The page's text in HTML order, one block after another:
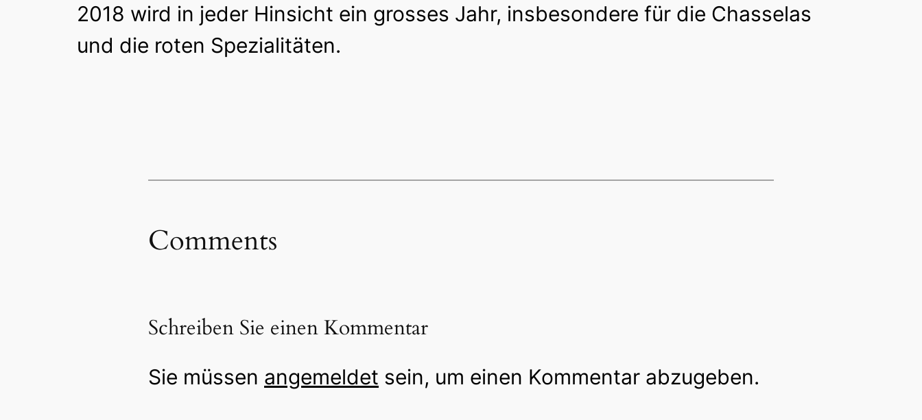
2018 wird in jeder Hinsicht ein grosses Jahr, insbesondere für die Chasselas
und die roten Spezialitäten.
Comments
Schreiben Sie einen Kommentar
Sie müssen angemeldet sein, um einen Kommentar abzugeben.